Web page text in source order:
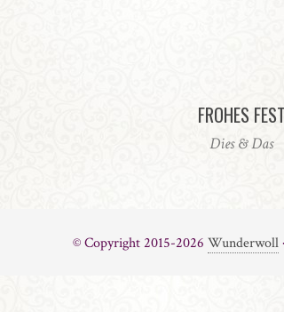
FROHES FEST
Dies & Das
© Copyright 2015-2026 Wunderwoll